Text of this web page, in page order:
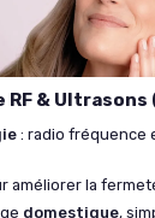
& Ultrasons
: radio fréquence
améliorer la
domestique,